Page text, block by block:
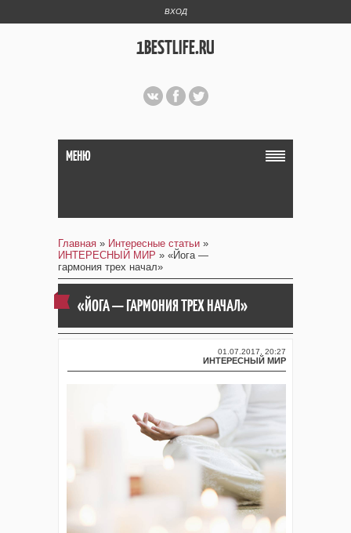
ВХОД
1BESTLIFE.RU
МЕНЮ
Главная » Интересные статьи »
ИНТЕРЕСНЫЙ МИР » «Йога —
гармония трех начал»
«ЙОГА — ГАРМОНИЯ ТРЕХ НАЧАЛ»
01.07.2017, 20:27
ИНТЕРЕСНЫЙ МИР